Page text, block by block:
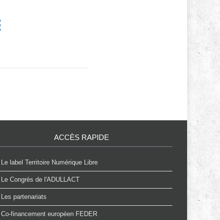
ACCÈS RAPIDE
Le label Territoire Numérique Libre
Le Congrès de l'ADULLACT
Les partenariats
Co-financement européen FEDER